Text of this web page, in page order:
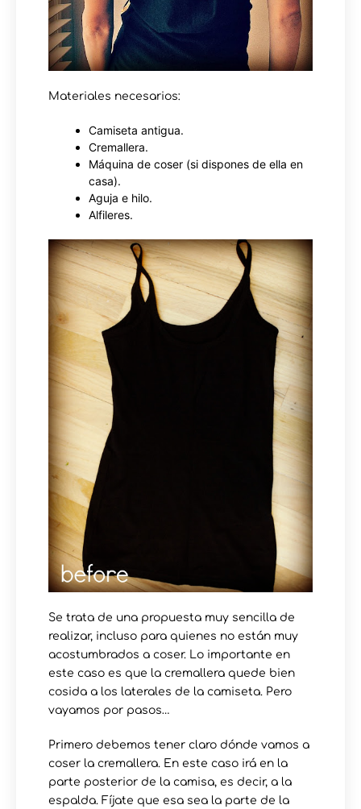
Materiales necesarios:
Camiseta antigua.
Cremallera.
Máquina de coser (si dispones de ella en
casa).
Aguja e hilo.
Alfileres.
Se trata de una propuesta muy sencilla de
realizar, incluso para quienes no están muy
acostumbrados a coser. Lo importante en
este caso es que la cremallera quede bien
cosida a los laterales de la camiseta. Pero
vayamos por pasos…
Primero debemos tener claro dónde vamos a
coser la cremallera. En este caso irá en la
parte posterior de la camisa, es decir, a la
espalda. Fíjate que esa sea la parte de la